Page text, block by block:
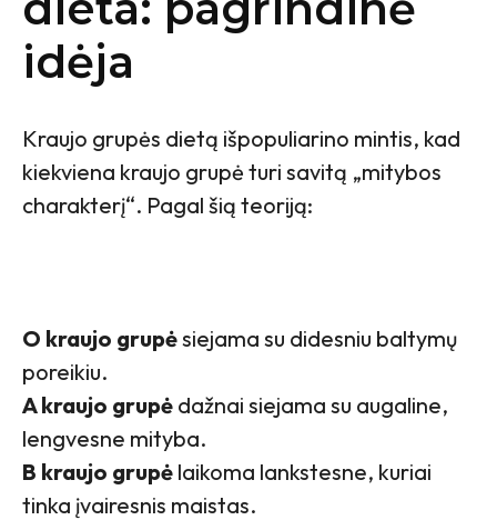
idėja
Kraujo grupės dietą išpopuliarino mintis, kad
kiekviena kraujo grupė turi savitą „mitybos
charakterį“. Pagal šią teoriją:
O kraujo grupėsiejama su didesniu baltymų
poreikiu.
A kraujo grupė dažnai siejama su augaline,
lengvesne mityba.
B kraujo grupė laikoma lankstesne, kuriai
tinka įvairesnis maistas.